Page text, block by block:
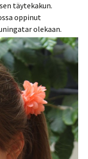
täytekakun.
oppinut
olekaan.